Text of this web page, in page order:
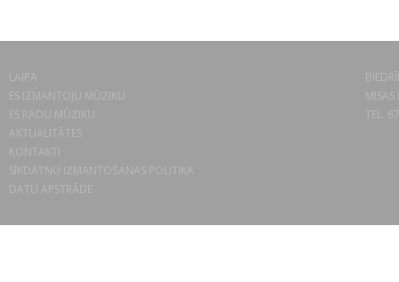
LAIPA
ES IZMANTOJU MŪZIKU
ES RADU MŪZIKU
AKTUALITĀTES
KONTAKTI
SĪKDATŅU IZMANTOŠANAS POLITIKA
DATU APSTRĀDE
TEL.